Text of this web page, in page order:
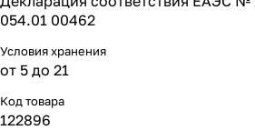
054.01 00462
Условия хранения
от 5 до 21
Код товара
122896